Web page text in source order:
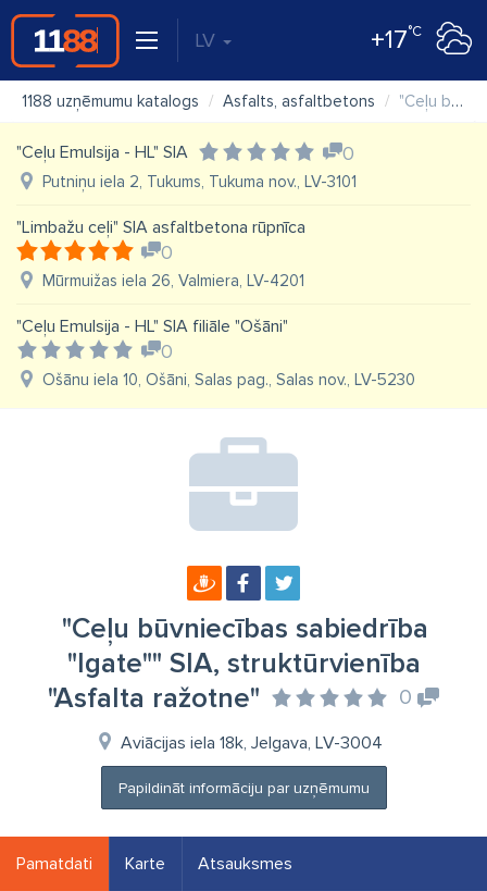
LV +17°C
1188 uzņēmumu katalogs Asfalts, asfaltbetons "Ceļu būvniecības sabiedrība "Igate"" SIA, struktūrvienība "Asfalta ražotne"
"Ceļu Emulsija - HL" SIA 0
Putniņu iela 2, Tukums, Tukuma nov., LV-3101
"Limbažu ceļi" SIA asfaltbetona rūpnīca
0
Mūrmuižas iela 26, Valmiera, LV-4201
"Ceļu Emulsija - HL" SIA filiāle "Ošāni"
0
Ošānu iela 10, Ošāni, Salas pag., Salas nov., LV-5230
"Ceļu būvniecības sabiedrība
"Igate"" SIA, struktūrvienība
"Asfalta ražotne"
0
Aviācijas iela 18k, Jelgava, LV-3004
Papildināt informāciju par uzņēmumu
Pamatdati Karte Atsauksmes